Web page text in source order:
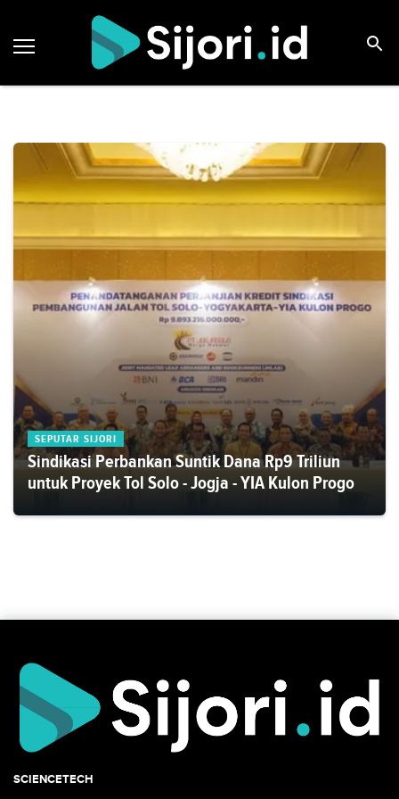
SEPUTAR SIJORI
Sindikasi Perbankan Suntik Dana Rp9 Triliun
untuk Proyek Tol Solo - Jogja - YIA Kulon Progo
SCIENCETECH